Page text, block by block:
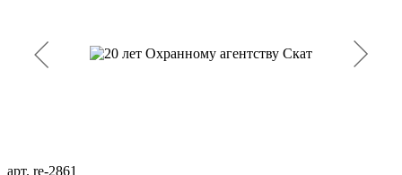
арт. re-2861